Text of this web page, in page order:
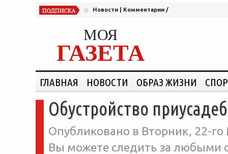
Новости Комментарии /
МОЯ
ГАЗЕТА
ГЛАВНАЯ НОВОСТИ ОБРАЗ ЖИЗНИ
Обустройство
Опубликовано в Вторник, 22-го
Вы можете следить за любыми